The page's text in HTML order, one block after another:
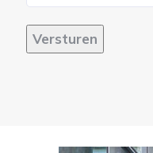
Versturen